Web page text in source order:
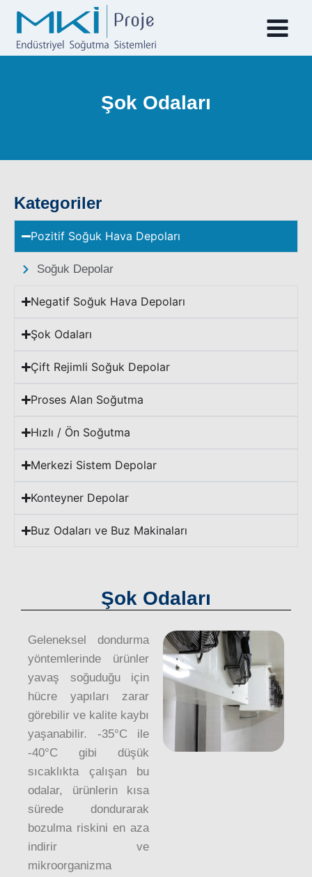
Şok Odaları
Kategoriler
Pozitif Soğuk Hava Depoları
Soğuk Depolar
Negatif Soğuk Hava Depoları
Şok Odaları
Çift Rejimli Soğuk Depolar
Proses Alan Soğutma
Hızlı / Ön Soğutma
Merkezi Sistem Depolar
Konteyner Depolar
Buz Odaları ve Buz Makinaları
Şok Odaları
Geleneksel dondurma
yöntemlerinde ürünler
yavaş soğuduğu için
hücre yapıları zarar
görebilir ve kalite kaybı
yaşanabilir. -35°C ile
-40°C gibi düşük
sıcaklıkta çalışan bu
odalar, ürünlerin kısa
sürede dondurarak
bozulma riskini en aza
indirir ve
mikroorganizma